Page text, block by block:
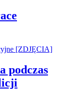
podczas